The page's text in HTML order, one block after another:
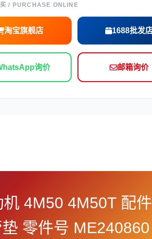
柯
买 / PURCHASE ONLINE
淘宝旗舰店 1688批发
询价 邮箱询价
4M50 4M50T 配件
零件号 ME240860